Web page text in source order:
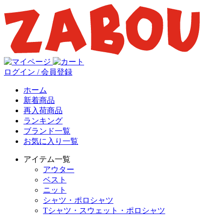
ログイン / 会員登録
ホーム
新着商品
再入荷商品
ランキング
ブランド一覧
お気に入り一覧
アイテム一覧
アウター
ベスト
ニット
シャツ・ポロシャツ
Tシャツ・スウェット・ポロシャツ